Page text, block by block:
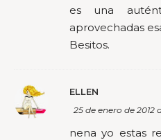
es una
aprovechadas
Besitos.
ELLEN
25 de enero de 2012
nena yo estas